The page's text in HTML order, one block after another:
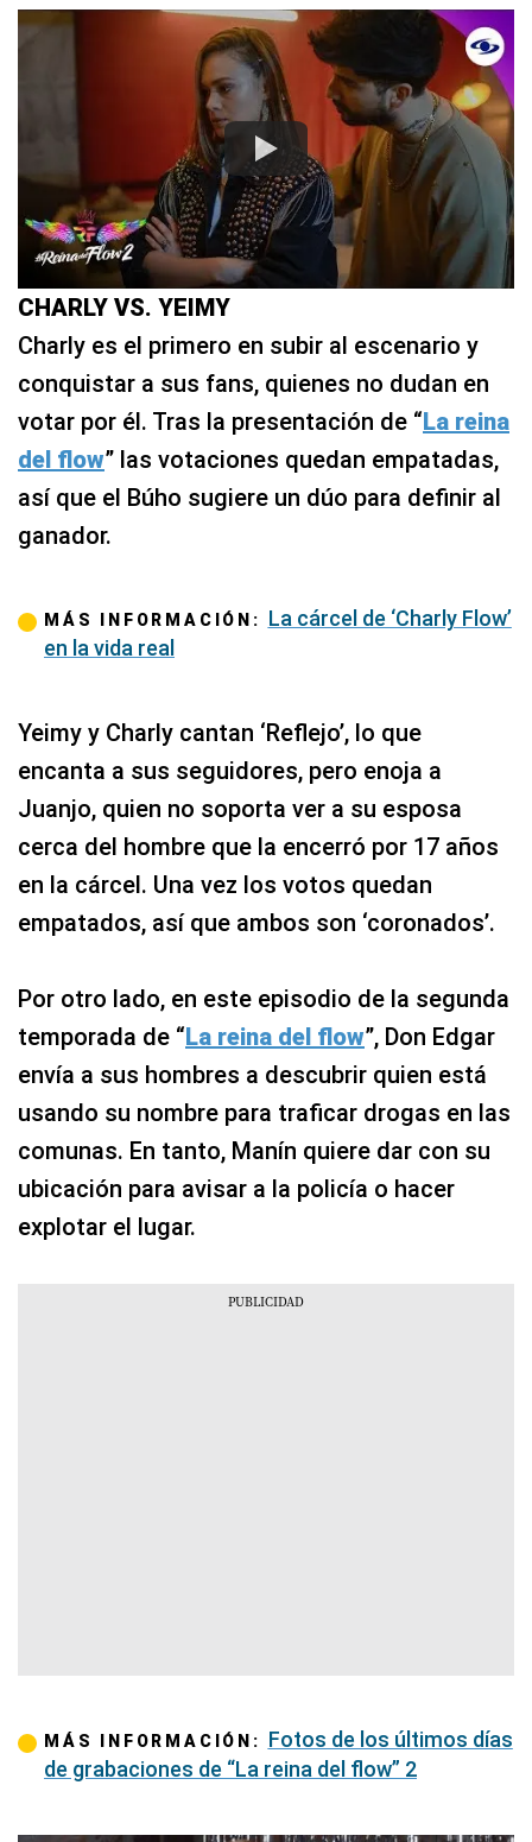
CHARLY VS. YEIMY
Charly es el primero en subir al escenario y
conquistar a sus fans, quienes no dudan en
votar por él. Tras la presentación de “La reina
del flow” las votaciones quedan empatadas,
así que el Búho sugiere un dúo para definir al
ganador.
MÁS INFORMACIÓN:
La cárcel de ‘Charly Flow’
en la vida real
Yeimy y Charly cantan ‘Reflejo’, lo que
encanta a sus seguidores, pero enoja a
Juanjo, quien no soporta ver a su esposa
cerca del hombre que la encerró por 17 años
en la cárcel. Una vez los votos quedan
empatados, así que ambos son ‘coronados’.
Por otro lado, en este episodio de la segunda
temporada de “La reina del flow”, Don Edgar
envía a sus hombres a descubrir quien está
usando su nombre para traficar drogas en las
comunas. En tanto, Manín quiere dar con su
ubicación para avisar a la policía o hacer
explotar el lugar.
MÁS INFORMACIÓN: Fotos de los últimos días
de grabaciones de “La reina del flow” 2